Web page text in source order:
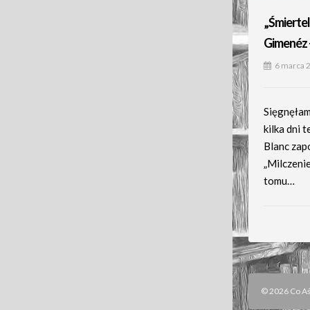
6 marca
kilka dni
Blanc
tomu…
© 2026 Co